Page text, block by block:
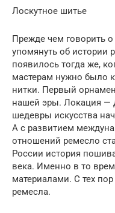
Лоскутное шитье
Прежде чем говорить о
упомянуть об истории
появилось тогда же,
мастерам нужно было
нитки. Первый
нашей эры. Локация —
шедевры искусства
А с развитием
отношений ремесло
России история
века. Именно в то
материалами. С тех
ремесла.